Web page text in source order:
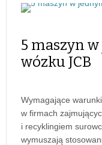
5 maszyn
wózku JCB
Wymagające
w firmach
i recyklingiem
wymuszają